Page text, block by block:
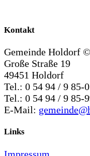
Kontakt
Gemeinde Holdorf ©
Große Straße 19
49451 Holdorf
Tel.: 0 54 94 / 9 85-0
Tel.: 0 54 94 / 9 85-
E-Mail:
Links